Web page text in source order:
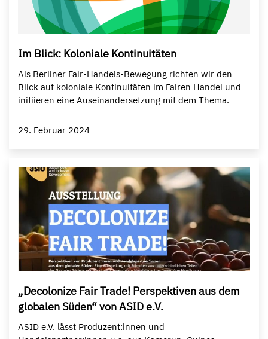
Im Blick: Koloniale Kontinuitäten
Als Berliner Fair-Handels-Bewegung richten wir den
Blick auf koloniale Kontinuitäten im Fairen Handel und
initiieren eine Auseinandersetzung mit dem Thema.
29. Februar 2024
„Decolonize Fair Trade! Perspektiven aus dem
globalen Süden“ von ASID e.V.
ASID e.V. lässt Produzent:innen und